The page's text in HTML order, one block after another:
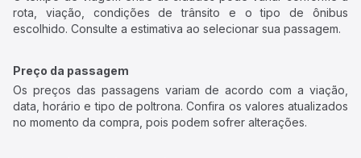
rota, viação, condições de trânsito e o tipo de ônibus
escolhido. Consulte a estimativa ao selecionar sua passagem.
Preço da passagem
Os preços das passagens variam de acordo com a viação,
data, horário e tipo de poltrona. Confira os valores atualizados
no momento da compra, pois podem sofrer alterações.